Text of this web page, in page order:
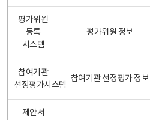
평가위원
등록
시스템
평가위원 정보
참여기관
선정평가시스템
참여기관 선정평가 정보
제안서